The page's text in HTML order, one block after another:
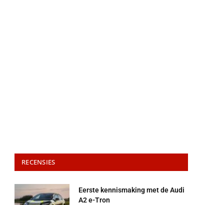
RECENSIES
Eerste kennismaking met de Audi
A2 e-Tron